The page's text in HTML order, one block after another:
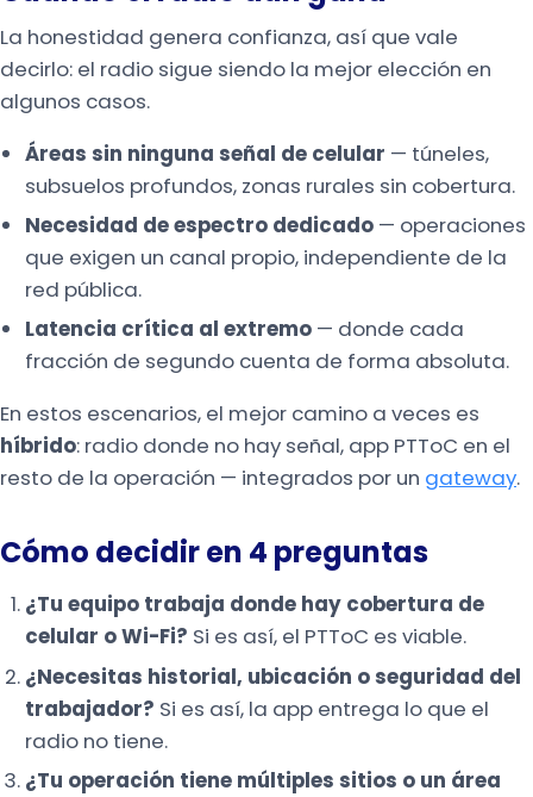
La honestidad genera confianza, así que vale
decirlo: el radio sigue siendo la mejor elección en
algunos casos.
Áreas sin ninguna señal de celular — túneles,
subsuelos profundos, zonas rurales sin cobertura.
Necesidad de espectro dedicado— operaciones
que exigen un canal propio, independiente de la
red pública.
Latencia crítica al extremo— donde cada
fracción de segundo cuenta de forma absoluta.
En estos escenarios, el mejor camino a veces es
híbrido: radio donde no hay señal, app PTToC en el
resto de la operación — integrados por un gateway.
Cómo decidir en 4 preguntas
¿Tu equipo trabaja donde hay cobertura de
celular o Wi-Fi? Si es así, el PTToC es viable.
¿Necesitas historial, ubicación o seguridad del
trabajador? Si es así, la app entrega lo que el
radio no tiene.
¿Tu operación tiene múltiples sitios o un área